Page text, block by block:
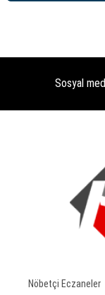
Sosyal
Nöbetçi Eczaneler